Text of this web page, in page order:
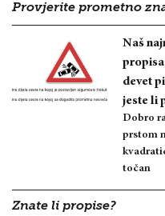
Provjerite prometno
Naš
devet
jeste li
Dobro
prstom
točan
Znate li propise?